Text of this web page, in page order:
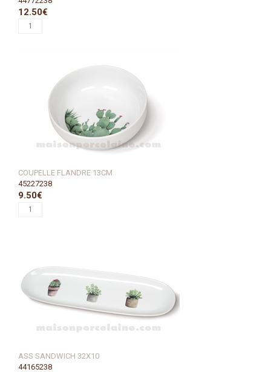
12.50€
COUPELLE FLANDRE 13CM
45227238
9.50€
ASS SANDWICH 32X10
44165238